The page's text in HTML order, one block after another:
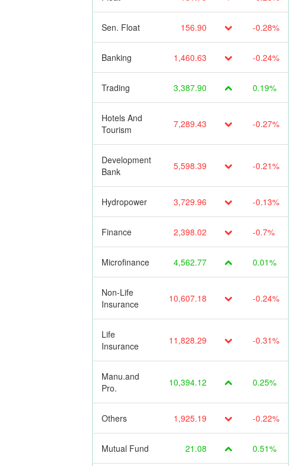
Sen. Float 156.90 -0.28%
Banking 1,460.63 -0.24%
Trading 3,387.90 0.19%
Hotels And
Tourism
7,289.43 -0.27%
Development
Bank
5,598.39 -0.21%
Hydropower 3,729.96 -0.13%
Finance 2,398.02 -0.7%
Microfinance 4,562.77 0.01%
Non-Life
Insurance
10,607.18 -0.24%
Life
Insurance
11,828.29 -0.31%
Manu.and
Pro.
10,394.12 0.25%
Others 1,925.19 -0.22%
Mutual Fund 21.08 0.51%